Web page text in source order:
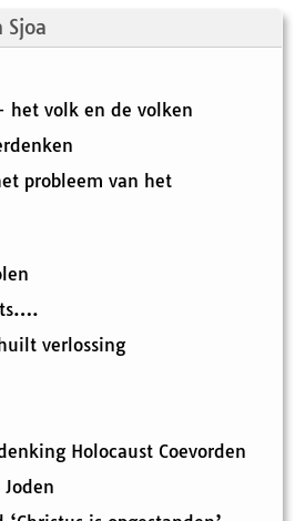
het volk en de volken
probleem van het
verlossing
Holocaust Coevorden